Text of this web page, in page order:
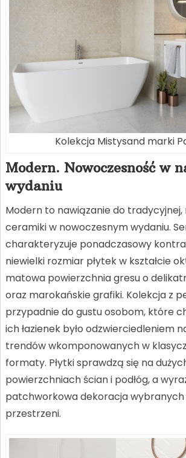
Kolekcja Mistysand marki
Modern. Nowoczesność w
wydaniu
Modern to nawiązanie do tradycyjnej,
ceramiki w nowoczesnym wydaniu.
charakteryzuje ponadczasowy
niewielki rozmiar płytek w kształcie
matowa powierzchnia gresu o
oraz marokańskie grafiki. Kolekcja z
przypadnie do gustu osobom, które
ich łazienek było odzwierciedleniem
trendów wkomponowanych w
formaty. Płytki sprawdzą się na
powierzchniach ścian i podłóg, a
patchworkowa dekoracja
przestrzeni.